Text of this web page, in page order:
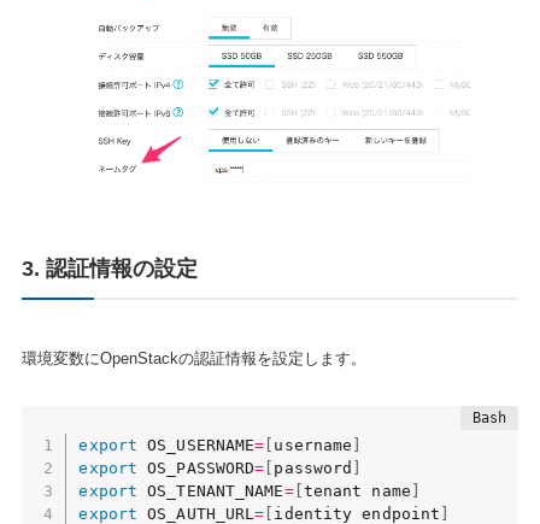
3. 認証情報の設定
環境変数にOpenStackの認証情報を設定します。
export OS_USERNAME= username
export OS_PASSWORD= password
export OS_TENANT_NAME=[ tenant name
export OS_AUTH_URL= identity endpoint